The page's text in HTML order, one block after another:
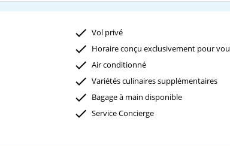
Vol privé
Horaire conçu exclusivement pour
Air conditionné
Variétés culinaires supplémentaires
Bagage à main disponible
Service Concierge